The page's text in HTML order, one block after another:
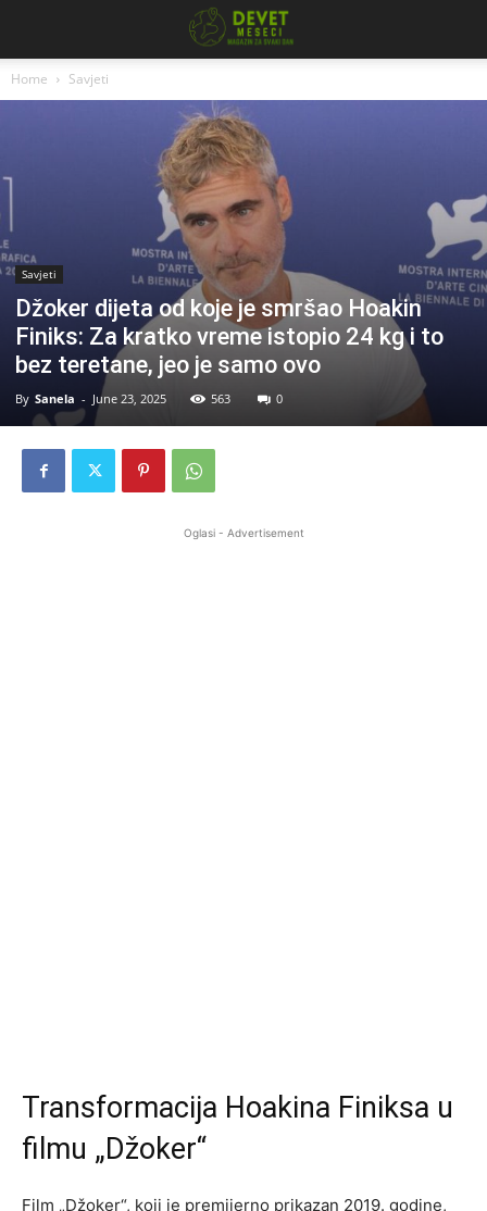
Home Savjeti
Savjeti
Džoker dijeta od koje je smršao Hoakin
Finiks: Za kratko vreme istopio 24 kg i to
bez teretane, jeo je samo ovo
By Sanela - June 23, 2025 563 0
Oglasi - Advertisement
Transformacija Hoakina Finiksa u
filmu „Džoker“
Film „Džoker“, koji je premijerno prikazan 2019. godine,